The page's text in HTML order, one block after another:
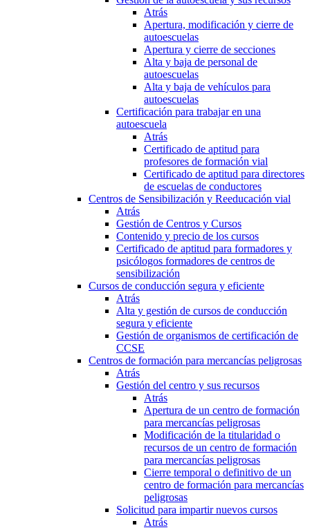
Atrás
Apertura, modificación y cierre de
autoescuelas
Apertura y cierre de secciones
Alta y baja de personal de
autoescuelas
Alta y baja de vehículos para
autoescuelas
Certificación para trabajar en una
autoescuela
Atrás
Certificado de aptitud para
profesores de formación vial
Certificado de aptitud para directores
de escuelas de conductores
Centros de Sensibilización y Reeducación vial
Atrás
Gestión de Centros y Cursos
Contenido y precio de los cursos
Certificado de aptitud para formadores y
psicólogos formadores de centros de
sensibilización
Cursos de conducción segura y eficiente
Atrás
Alta y gestión de cursos de conducción
segura y eficiente
Gestión de organismos de certificación de
CCSE
Centros de formación para mercancías peligrosas
Atrás
Gestión del centro y sus recursos
Atrás
Apertura de un centro de formación
para mercancías peligrosas
Modificación de la titularidad o
recursos de un centro de formación
para mercancías peligrosas
Cierre temporal o definitivo de un
centro de formación para mercancías
peligrosas
Solicitud para impartir nuevos cursos
Atrás